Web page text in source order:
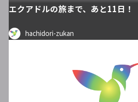
エクアドルの旅まで、あと11日！
hachidori-zukan